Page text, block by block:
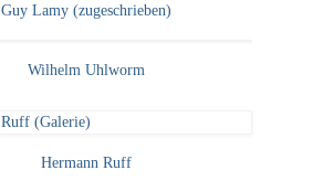
Guy Lamy (zugeschrieben)
Wilhelm Uhlworm
Hermann Ruff